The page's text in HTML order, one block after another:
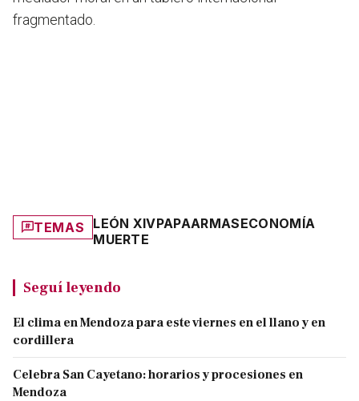
fragmentado.
TEMAS LEÓN XIVPAPAARMASECONOMÍA
MUERTE
Seguí leyendo
El clima en Mendoza para este viernes en el llano y en
cordillera
Celebra San Cayetano: horarios y procesiones en
Mendoza